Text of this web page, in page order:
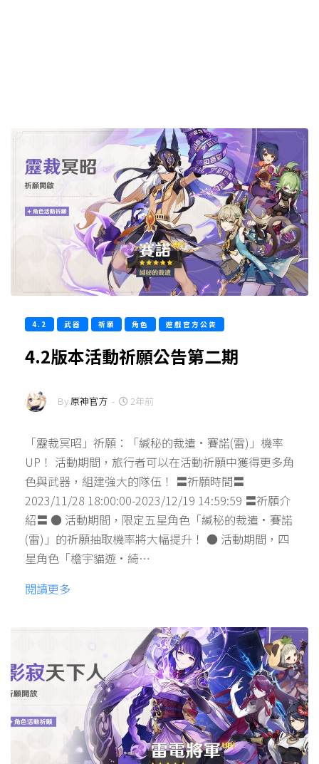
4.2 武器 祈願 角色 遊戲官方公告
4.2版本活動祈願公告第二期
By原神官方 - 2年前
「靂裁冥昭」祈願：「緘秘的裁遣·賽諾(雷)」機率
UP！ 活動期間，旅行者可以在活動祈願中獲得更多角
色與武器，組建強大的隊伍！ 〓祈願時間〓
2023/11/28 18:00:00-2023/12/19 14:59:59 〓祈願介
紹〓 ● 活動期間，限定五星角色「緘秘的裁遣·賽諾
(雷)」的祈願抽取機率將大幅提升！ ● 活動期間，四
星角色「檐宇貓遊·綺…
閱讀更多